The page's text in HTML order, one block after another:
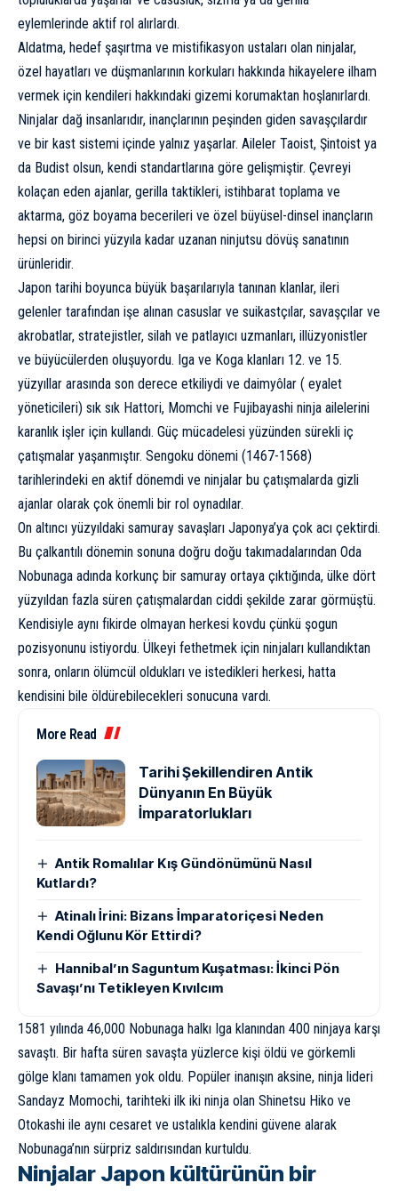
eylemlerinde aktif rol alırlardı.
Aldatma, hedef şaşırtma ve mistifikasyon ustaları olan ninjalar,
özel hayatları ve düşmanlarının korkuları hakkında hikayelere ilham
vermek için kendileri hakkındaki gizemi korumaktan hoşlanırlardı.
Ninjalar dağ insanlarıdır, inançlarının peşinden giden savaşçılardır
ve bir kast sistemi içinde yalnız yaşarlar. Aileler Taoist, Şintoist ya
da Budist olsun, kendi standartlarına göre gelişmiştir. Çevreyi
kolaçan eden ajanlar, gerilla taktikleri, istihbarat toplama ve
aktarma, göz boyama becerileri ve özel büyüsel-dinsel inançların
hepsi on birinci yüzyıla kadar uzanan ninjutsu dövüş sanatının
ürünleridir.
Japon tarihi boyunca büyük başarılarıyla tanınan klanlar, ileri
gelenler tarafından işe alınan casuslar ve suikastçılar, savaşçılar ve
akrobatlar, stratejistler, silah ve patlayıcı uzmanları, illüzyonistler
ve büyücülerden oluşuyordu. Iga ve Koga klanları 12. ve 15.
yüzyıllar arasında son derece etkiliydi ve daimyôlar ( eyalet
yöneticileri) sık sık Hattori, Momchi ve Fujibayashi ninja ailelerini
karanlık işler için kullandı. Güç mücadelesi yüzünden sürekli iç
çatışmalar yaşanmıştır. Sengoku dönemi (1467-1568)
tarihlerindeki en aktif dönemdi ve ninjalar bu çatışmalarda gizli
ajanlar olarak çok önemli bir rol oynadılar.
On altıncı yüzyıldaki samuray savaşları Japonya’ya çok acı çektirdi.
Bu çalkantılı dönemin sonuna doğru doğu takımadalarından Oda
Nobunaga adında korkunç bir samuray ortaya çıktığında, ülke dört
yüzyıldan fazla süren çatışmalardan ciddi şekilde zarar görmüştü.
Kendisiyle aynı fikirde olmayan herkesi kovdu çünkü şogun
pozisyonunu istiyordu. Ülkeyi fethetmek için ninjaları kullandıktan
sonra, onların ölümcül oldukları ve istedikleri herkesi, hatta
kendisini bile öldürebilecekleri sonucuna vardı.
More Read
Tarihi Şekillendiren Antik
Dünyanın En Büyük
İmparatorlukları
Antik Romalılar Kış Gündönümünü Nasıl
Kutlardı?
Atinalı İrini: Bizans İmparatoriçesi Neden
Kendi Oğlunu Kör Ettirdi?
Hannibal’ın Saguntum Kuşatması: İkinci Pön
Savaşı’nı Tetikleyen Kıvılcım
1581 yılında 46,000 Nobunaga halkı Iga klanından 400 ninjaya karşı
savaştı. Bir hafta süren savaşta yüzlerce kişi öldü ve görkemli
gölge klanı tamamen yok oldu. Popüler inanışın aksine, ninja lideri
Sandayz Momochi, tarihteki ilk iki ninja olan Shinetsu Hiko ve
Otokashi ile aynı cesaret ve ustalıkla kendini güvene alarak
Nobunaga’nın sürpriz saldırısından kurtuldu.
Ninjalar Japon kültürünün bir